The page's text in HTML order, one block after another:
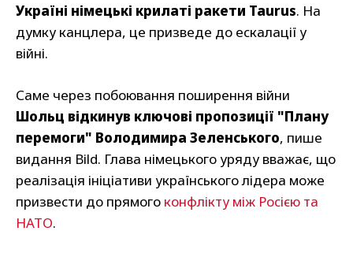
Україні німецькі крилаті ракети Taurus. На
думку канцлера, це призведе до ескалації у
війні.
Саме через побоювання поширення війни
Шольц відкинув ключові пропозиції "Плану
перемоги" Володимира Зеленського, пише
видання Bild. Глава німецького уряду вважає, що
реалізація ініціативи українського лідера може
призвести до прямого конфлікту між Росією та
НАТО.